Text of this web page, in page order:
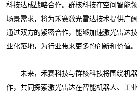
科技达成战略合作。群核科技在空间智能
场景需求，将为禾赛激光雷达技术提供广
通过双方的紧密合作，能够加速激光雷达
业化落地，为行业带来更多的创新和价值
未来，禾赛科技与群核科技将围绕机器
作，共同探索激光雷达在智能机器人、工